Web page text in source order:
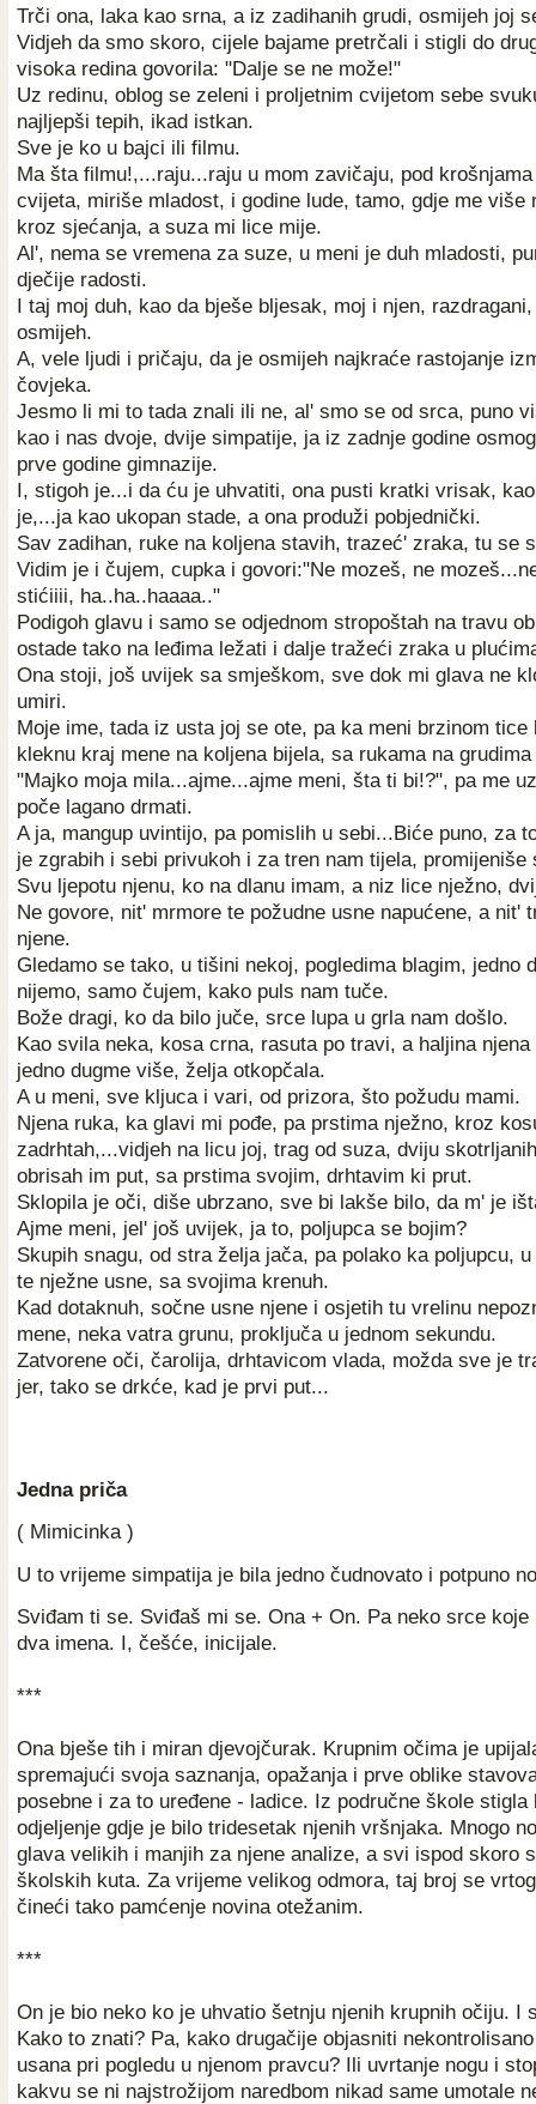
Trči ona, laka kao srna, a iz zadihanih grudi, osmijeh joj
Vidjeh da smo skoro, cijele bajame pretrčali i stigli do
visoka redina govorila: "Dalje se ne može!"
Uz redinu, oblog se zeleni i proljetnim cvijetom sebe
najljepši tepih, ikad istkan.
Sve je ko u bajci ili filmu.
Ma šta filmu!,...raju...raju u mom zavičaju, pod
cvijeta, miriše mladost, i godine lude, tamo, gdje me više
kroz sjećanja, a suza mi lice mije.
Al', nema se vremena za suze, u meni je duh mladosti,
dječije radosti.
I taj moj duh, kao da bješe bljesak, moj i njen,
osmijeh.
A, vele ljudi i pričaju, da je osmijeh najkraće rastojanje
čovjeka.
Jesmo li mi to tada znali ili ne, al' smo se od srca, puno
kao i nas dvoje, dvije simpatije, ja iz zadnje godine
prve godine gimnazije.
I, stigoh je...i da ću je uhvatiti, ona pusti kratki vrisak,
je,...ja kao ukopan stade, a ona produži pobjednički.
Sav zadihan, ruke na koljena stavih, trazeć' zraka, tu se
Vidim je i čujem, cupka i govori:"Ne mozeš, ne
stićiiii, ha..ha..haaaa.."
Podigoh glavu i samo se odjednom stropoštah na travu
ostade tako na leđima ležati i dalje tražeći zraka u
Ona stoji, još uvijek sa smješkom, sve dok mi glava ne
umiri.
Moje ime, tada iz usta joj se ote, pa ka meni brzinom tice
kleknu kraj mene na koljena bijela, sa rukama na
"Majko moja mila...ajme...ajme meni, šta ti bi!?", pa me
poče lagano drmati.
A ja, mangup uvintijo, pa pomislih u sebi...Biće puno, za
je zgrabih i sebi privukoh i za tren nam tijela, promijeniše
Svu ljepotu njenu, ko na dlanu imam, a niz lice nježno,
Ne govore, nit' mrmore te požudne usne napućene, a nit'
njene.
Gledamo se tako, u tišini nekoj, pogledima blagim, jedno
nijemo, samo čujem, kako puls nam tuče.
Bože dragi, ko da bilo juče, srce lupa u grla nam došlo.
Kao svila neka, kosa crna, rasuta po travi, a haljina
jedno dugme više, želja otkopčala.
A u meni, sve kljuca i vari, od prizora, što požudu mami.
Njena ruka, ka glavi mi pođe, pa prstima nježno, kroz
zadrhtah,...vidjeh na licu joj, trag od suza, dviju
obrisah im put, sa prstima svojim, drhtavim ki prut.
Sklopila je oči, diše ubrzano, sve bi lakše bilo, da m' je
Ajme meni, jel' još uvijek, ja to, poljupca se bojim?
Skupih snagu, od stra želja jača, pa polako ka poljupcu,
te nježne usne, sa svojima krenuh.
Kad dotaknuh, sočne usne njene i osjetih tu vrelinu
mene, neka vatra grunu, proključa u jednom sekundu.
Zatvorene oči, čarolija, drhtavicom vlada, možda sve je
jer, tako se drkće, kad je prvi put...
Jedna priča
( Mimicinka )
U to vrijeme simpatija je bila jedno čudnovato i potpuno
Sviđam ti se. Sviđaš mi se. Ona + On. Pa neko srce koje
dva imena. I, češće, inicijale.
***
Ona bješe tih i miran djevojčurak. Krupnim očima je
spremajući svoja saznanja, opažanja i prve oblike
posebne i za to uređene - ladice. Iz područne škole stigla
odjeljenje gdje je bilo tridesetak njenih vršnjaka. Mnogo
glava velikih i manjih za njene analize, a svi ispod skoro
školskih kuta. Za vrijeme velikog odmora, taj broj se
čineći tako pamćenje novina otežanim.
***
On je bio neko ko je uhvatio šetnju njenih krupnih očiju. I
Kako to znati? Pa, kako drugačije objasniti
usana pri pogledu u njenom pravcu? Ili uvrtanje nogu i
kakvu se ni najstrožijom naredbom nikad same umotale